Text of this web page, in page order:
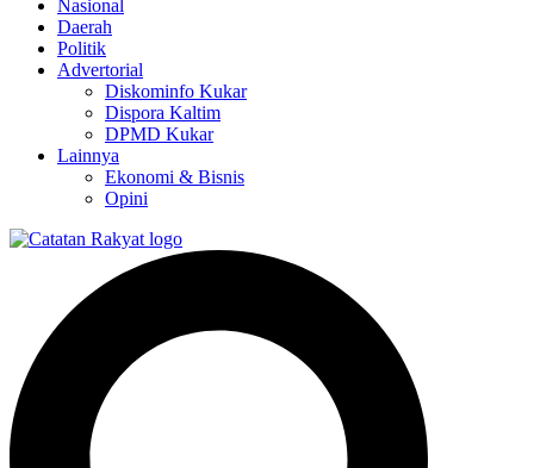
Nasional
Daerah
Politik
Advertorial
Diskominfo Kukar
Dispora Kaltim
DPMD Kukar
Lainnya
Ekonomi & Bisnis
Opini